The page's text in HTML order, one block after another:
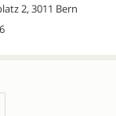
2, 3011 Bern